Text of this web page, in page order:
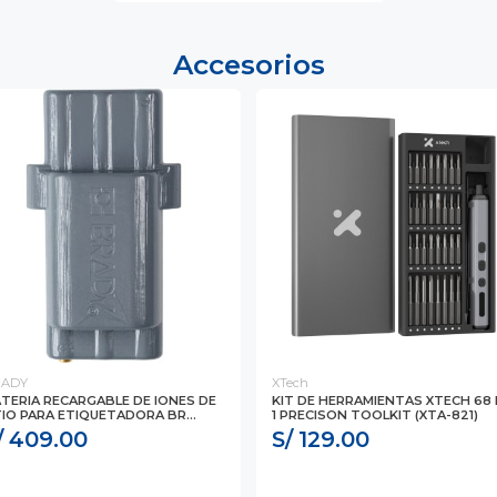
Accesorios
RECARGABLE DE IONES DE
PARA ETIQUETADORA BR...
409.00
XTech
KIT DE HERRAMIENTAS XTECH 68
1 PRECISON TOOLKIT (XTA-821)
S/ 129.00